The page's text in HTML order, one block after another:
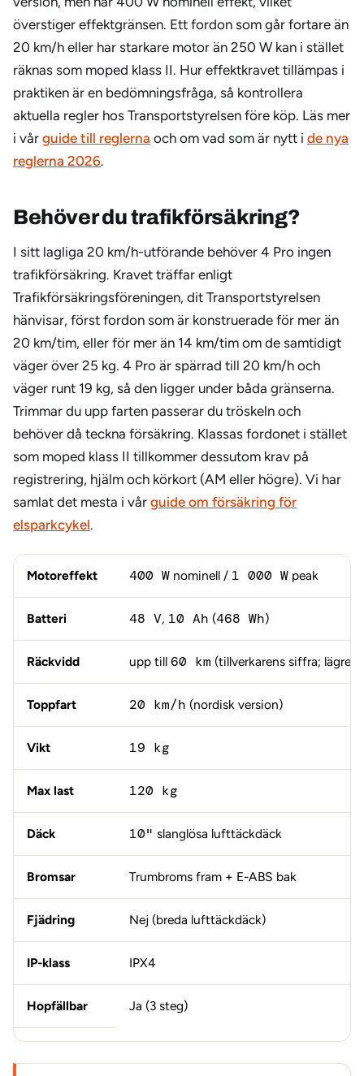
överstiger effektgränsen. Ett fordon som går fortare än
20 km/h eller har starkare motor än 250 W kan i stället
räknas som moped klass II. Hur effektkravet tillämpas i
praktiken är en bedömningsfråga, så kontrollera
aktuella regler hos Transportstyrelsen före köp. Läs mer
i vår guide till reglerna och om vad som är nytt i de nya
reglerna 2026.
Behöver du trafikförsäkring?
I sitt lagliga 20 km/h-utförande behöver 4 Pro ingen
trafikförsäkring. Kravet träffar enligt
Trafikförsäkringsföreningen, dit Transportstyrelsen
hänvisar, först fordon som är konstruerade för mer än
20 km/tim, eller för mer än 14 km/tim om de samtidigt
väger över 25 kg. 4 Pro är spärrad till 20 km/h och
väger runt 19 kg, så den ligger under båda gränserna.
Trimmar du upp farten passerar du tröskeln och
behöver då teckna försäkring. Klassas fordonet i stället
som moped klass II tillkommer dessutom krav på
registrering, hjälm och körkort (AM eller högre). Vi har
samlat det mesta i vår guide om försäkring för
elsparkcykel.
Motoreffekt 400 W nominell / 1 000 W peak
Batteri 48 V, 10 Ah (468 Wh)
Räckvidd upp till 60 km (tillverkarens siffra; lägre i
Toppfart 20 km/h (nordisk version)
Vikt 19 kg
Max last 120 kg
Däck 10" slanglösa lufttäckdäck
Bromsar Trumbroms fram + E-ABS bak
Fjädring Nej (breda lufttäckdäck)
IP-klass IPX4
Hopfällbar Ja (3 steg)